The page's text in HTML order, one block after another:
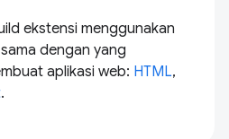
ekstensi menggunakan
dengan yang
aplikasi web: HTML,
.